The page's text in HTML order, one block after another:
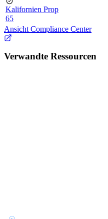
Kalifornien Prop
65
Ansicht Compliance Center
Verwandte Ressourcen